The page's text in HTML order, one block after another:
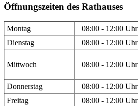
Öffnungszeiten des Rathauses
Montag 08:00 - 12:00 Uhr
Dienstag
08:00 - 12:00 Uhr
Mittwoch 08:00 - 12:00 Uhr
Donnerstag 08:00 - 12:00 Uhr
Freitag
08:00 - 12:00 Uhr